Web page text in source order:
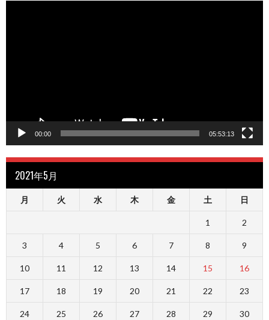
00:00 05:53:13
2021年5月
月 火 水 木 金 土 日
1 2
3 4 5 6 7 8 9
10 11 12 13 14 15 16
17 18 19 20 21 22 23
24 25 26 27 28 29 30